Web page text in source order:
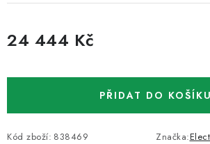
24 444 Kč
PŘIDAT DO KOŠÍKU
Kód zboží: 838469 Značka: